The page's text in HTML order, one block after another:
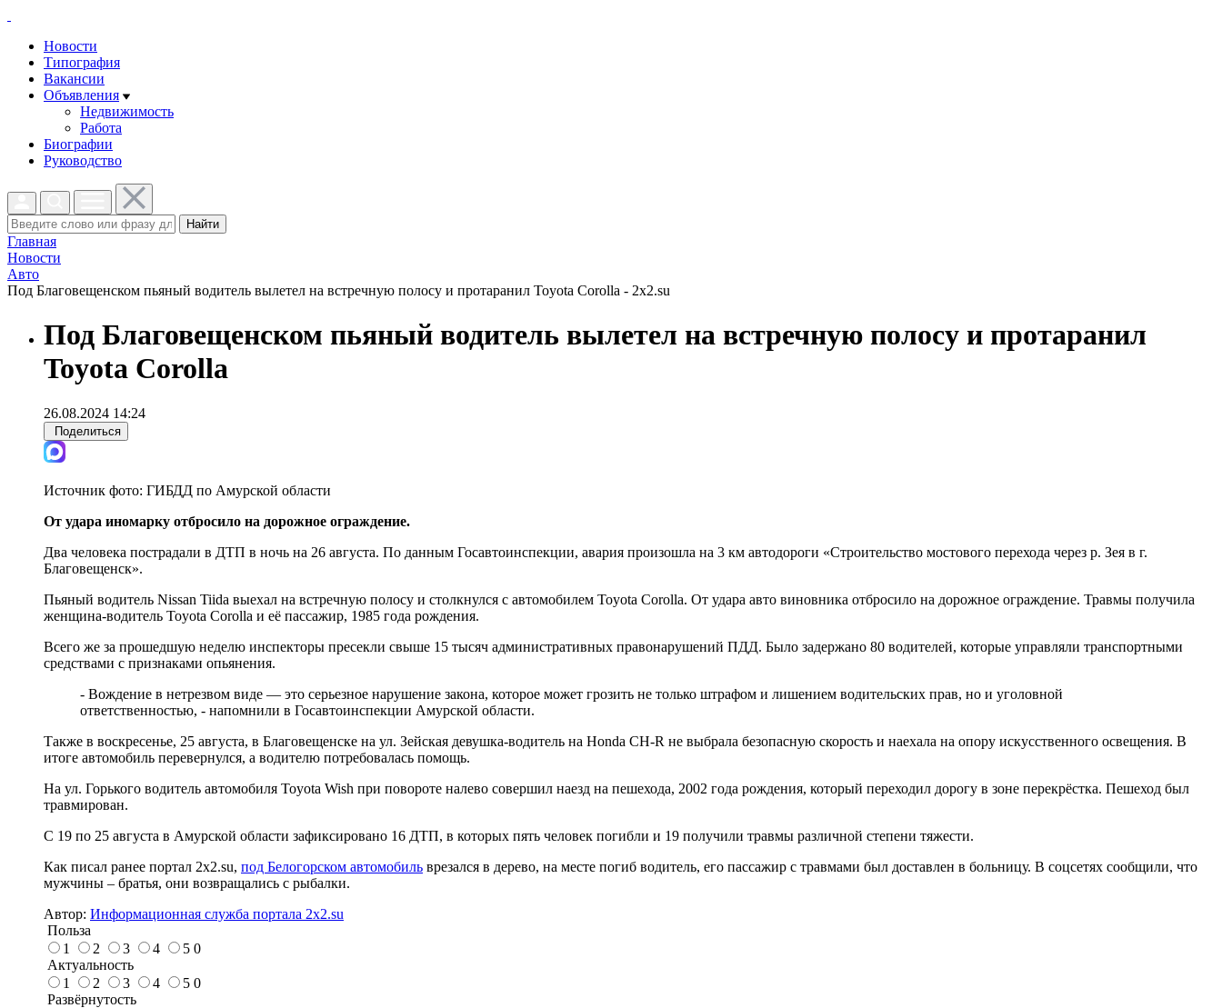
Новости
Типография
Вакансии
Объявления
Недвижимость
Работа
Биографии
Руководство
Найти
Главная
Новости
Авто
Под Благовещенском пьяный водитель вылетел на встречную полосу и протаранил Toyota Corolla - 2x2.su
Под Благовещенском пьяный водитель вылетел на встречную полосу и протаранил
Toyota Corolla
26.08.2024 14:24
Поделиться
Источник фото: ГИБДД по Амурской области
От удара иномарку отбросило на дорожное ограждение.
Два человека пострадали в ДТП в ночь на 26 августа. По данным Госавтоинспекции, авария произошла на 3 км автодороги «Строительство мостового перехода через р. Зея в г.
Благовещенск».
Пьяный водитель Nissan Tiida выехал на встречную полосу и столкнулся с автомобилем Toyota Corolla. От удара авто виновника отбросило на дорожное ограждение. Травмы получила
женщина-водитель Toyota Corolla и её пассажир, 1985 года рождения.
Всего же за прошедшую неделю инспекторы пресекли свыше 15 тысяч административных правонарушений ПДД. Было задержано 80 водителей, которые управляли транспортными
средствами с признаками опьянения.
- Вождение в нетрезвом виде — это серьезное нарушение закона, которое может грозить не только штрафом и лишением водительских прав, но и уголовной
ответственностью, - напомнили в Госавтоинспекции Амурской области.
Также в воскресенье, 25 августа, в Благовещенске на ул. Зейская девушка-водитель на Honda CH-R не выбрала безопасную скорость и наехала на опору искусственного освещения. В
итоге автомобиль перевернулся, а водителю потребовалась помощь.
На ул. Горького водитель автомобиля Toyota Wish при повороте налево совершил наезд на пешехода, 2002 года рождения, который переходил дорогу в зоне перекрёстка. Пешеход был
травмирован.
С 19 по 25 августа в Амурской области зафиксировано 16 ДТП, в которых пять человек погибли и 19 получили травмы различной степени тяжести.
Как писал ранее портал 2х2.su, под Белогорском автомобиль врезался в дерево, на месте погиб водитель, его пассажир с травмами был доставлен в больницу. В соцсетях сообщили, что
мужчины – братья, они возвращались с рыбалки.
Автор: Информационная служба портала 2x2.su
Польза
1
2 3 4 5 0
Актуальность
1
2 3 4 5 0
Развёрнутость